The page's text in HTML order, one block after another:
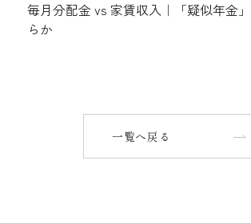
毎月分配金 vs 家賃収入｜「疑似年金
らか
一覧へ戻る